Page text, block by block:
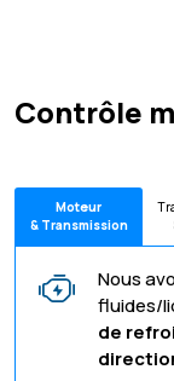
Contrôle
Moteur
& Transmission
Nous
fluides/
de